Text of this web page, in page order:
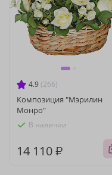
4.9 (266)
Композиция "Мэрилин
Монро"
В наличии
14 110 ₽